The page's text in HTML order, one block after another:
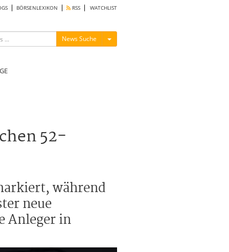
BÖRSENLEXIKON RSS WATCHLIST
News Suche Menü ein-/ausblenden
52-
während
neue
Anleger in